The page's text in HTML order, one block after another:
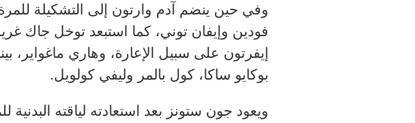
وفي حين ينضم آدم وارتون إلى التشكيلة
فودين وإيفان توني، كما استبعد توخل جاك
إيفرتون على سبيل الإعارة، وهاري ماغواير،
بوكايو ساكا، كول بالمر وليفي كولويل.
ويعود جون ستونز بعد استعادته لياقته البدنية